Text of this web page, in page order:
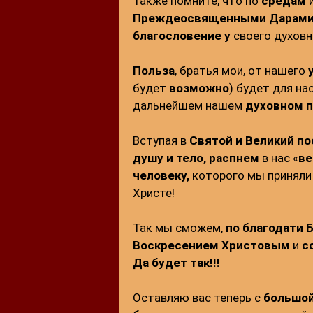
Преждеосвященными
благословение усвоего
Польза, братья мои, от нашего
будет возможно) будет для
дальнейшем нашем духовном
Вступая в Святой и Великий
душу и тело, распнем в нас «
человеку,которого мы
Христе!
Так мы сможем, по благодати
Воскресением Христовым и
Да будет так!!!
Оставляю вас теперь с